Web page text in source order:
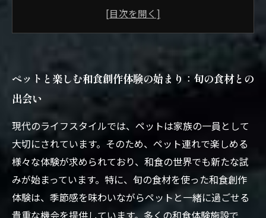
旬の和素材で作る創作料理：ペットと過ごす特
ペット連れ歓迎の和食体験施設レポート：和の
心を感じて
体験の締めくくりに：ペットと味わう和食創作
の感動と未来
ペットと一緒に楽しめる和食創作体験の最新ト
レンド紹介
ペット愛好家必見！旬の食材を活かした和食創
作体験とは？
ペットと楽しむ和食創作体験の始まり：旬の食材との
出会い
現代のライフスタイルでは、ペットは家族の一員として
大切にされています。そのため、ペット連れで楽しめる
様々な体験が求められており、和食の世界でも新たな試
みが始まっています。特に、旬の食材を使った和食創作
体験は、季節感を味わいながらペットと一緒に過ごせる
貴重な機会を提供しています。多くの和食体験施設で